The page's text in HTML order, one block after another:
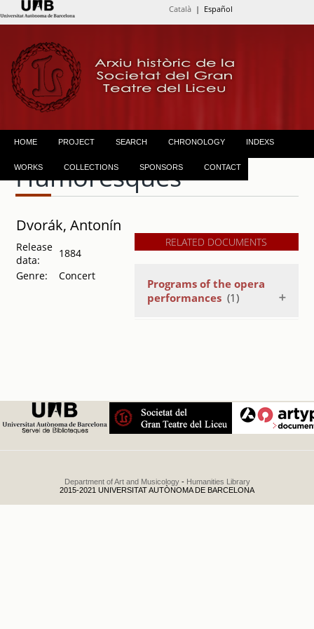
Català | Español
HOME PROJECT SEARCH CHRONOLOGY INDEXS
WORKS COLLECTIONS SPONSORS CONTACT
Humoresques
Dvorák, Antonín
Release
data:
1884
Genre:
Concert
RELATED DOCUMENTS
Programs of the opera
performances (1)
el Mejoramiento
de la Clase
Obrera / Gran
Teatro del Liceo.
1914
Department of Art and Musicology- Humanities Library
2015-2021 UNIVERSITAT AUTÒNOMA DE BARCELONA